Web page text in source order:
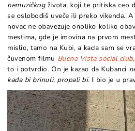
nemuzičkogživota, koji te pritiska ceo
se oslobodiš uveče ili preko vikenda.
novac ne obavezuje onoliko koliko
mestima, gde je imovina na prvom
mislio, tamo na Kubi, a kada sam se
čuvenom filmu Buena Vista social club
to i potvrdio. On je kazao da Kubanci
kada bi brinuli, propali bi. I bio je u